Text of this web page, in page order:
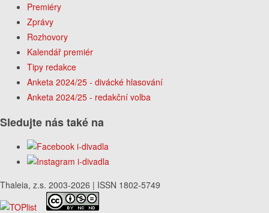
Premiéry
Zprávy
Rozhovory
Kalendář premiér
Tipy redakce
Anketa 2024/25 - divácké hlasování
Anketa 2024/25 - redakční volba
Sledujte nás také na
Thaleia, z.s. 2003-2026 | ISSN 1802-5749